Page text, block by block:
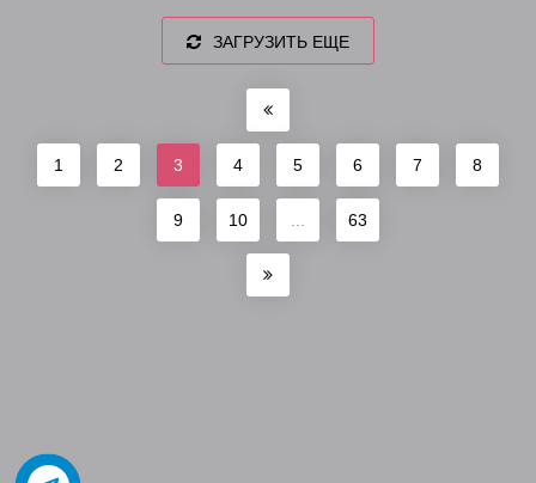
ЗАГРУЗИТЬ ЕЩЕ
1 2 3 4 5 6 7 8
9 10 63